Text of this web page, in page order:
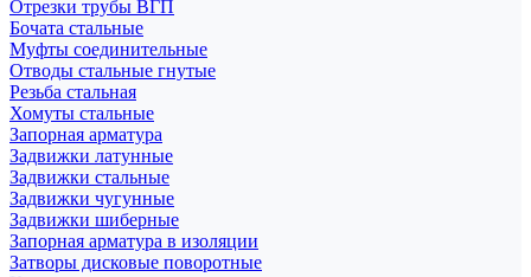
Отрезки трубы ВГП
Бочата стальные
Муфты соединительные
Отводы стальные гнутые
Резьба стальная
Хомуты стальные
Запорная арматура
Задвижки латунные
Задвижки стальные
Задвижки чугунные
Задвижки шиберные
Запорная арматура в изоляции
Затворы дисковые поворотные